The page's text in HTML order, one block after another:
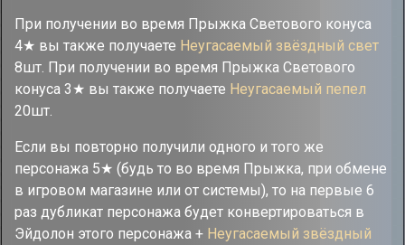
При получении во время Прыжка Светового конуса
4★ вы также получаете Неугасаемый звёздный свет
8шт. При получении во время Прыжка Светового
конуса 3★ вы также получаете Неугасаемый пепел
20шт.
Если вы повторно получили одного и того же
персонажа 5★ (будь то во время Прыжка, при обмене
в игровом магазине или от системы), то на первые 6
раз дубликат персонажа будет конвертироваться в
Эйдолон этого персонажа + Неугасаемый звёздный